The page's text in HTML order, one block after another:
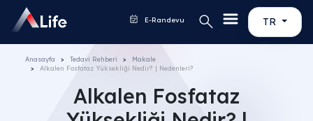
TR
E-Randevu
Anasayfa Tedavi Rehberi
Makale
Alkalen Fosfataz Yüksekliği Nedir? | Nedenleri?
Alkalen Fosfataz